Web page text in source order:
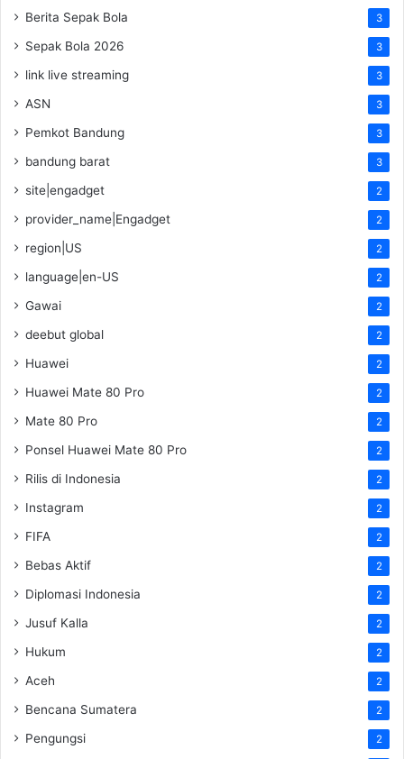
Berita Sepak Bola 3
Sepak Bola 2026 3
link live streaming 3
ASN 3
Pemkot Bandung 3
bandung barat 3
site|engadget 2
provider_name|Engadget 2
region|US 2
language|en-US 2
Gawai 2
deebut global 2
Huawei 2
Huawei Mate 80 Pro 2
Mate 80 Pro 2
Ponsel Huawei Mate 80 Pro 2
Rilis di Indonesia 2
Instagram 2
FIFA 2
Bebas Aktif 2
Diplomasi Indonesia 2
Jusuf Kalla 2
Hukum 2
Aceh 2
Bencana Sumatera 2
Pengungsi 2